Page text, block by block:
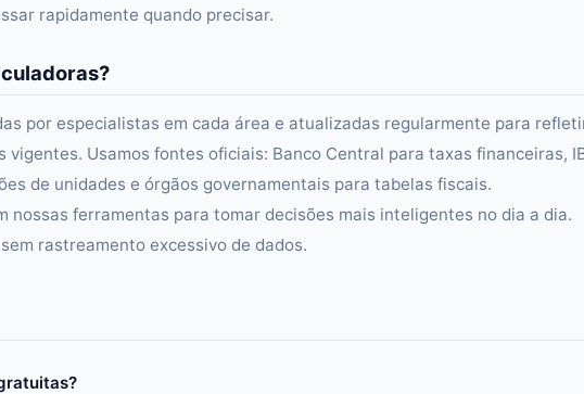
rapidamente quando precisar.
por especialistas em cada área e atualizadas regularmente para
Usamos fontes oficiais: Banco Central para taxas financeiras,
de unidades e órgãos governamentais para tabelas fiscais.
nossas ferramentas para tomar decisões mais inteligentes no dia a dia.
rastreamento excessivo de dados.